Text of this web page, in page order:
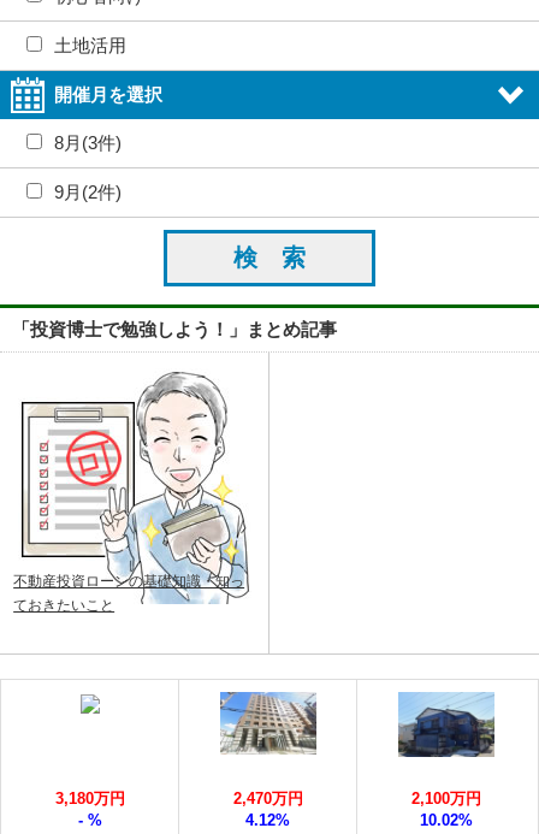
土地活用
開催月を選択
8月(3件)
9月(2件)
「投資博士で勉強しよう！」まとめ記事
不動産投資ローンの基礎知識・知っ
ておきたいこと
3,180万円
- %
2,470万円
4.12%
2,100万円
10.02%